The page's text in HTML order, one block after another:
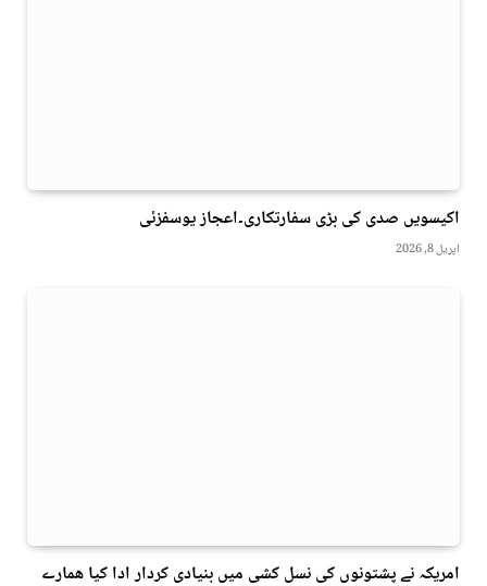
اکیسویں صدی کی بڑی سفارتکاری۔اعجاز یوسفزئی
اپریل 8, 2026
امریکہ نے پشتونوں کی نسل کشی میں بنیادی کردار ادا کیا ھمارے